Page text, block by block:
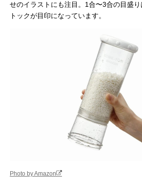
せのイラストにも注目。1合〜3合の目盛
トックが目印になっています。
Photo by Amazon